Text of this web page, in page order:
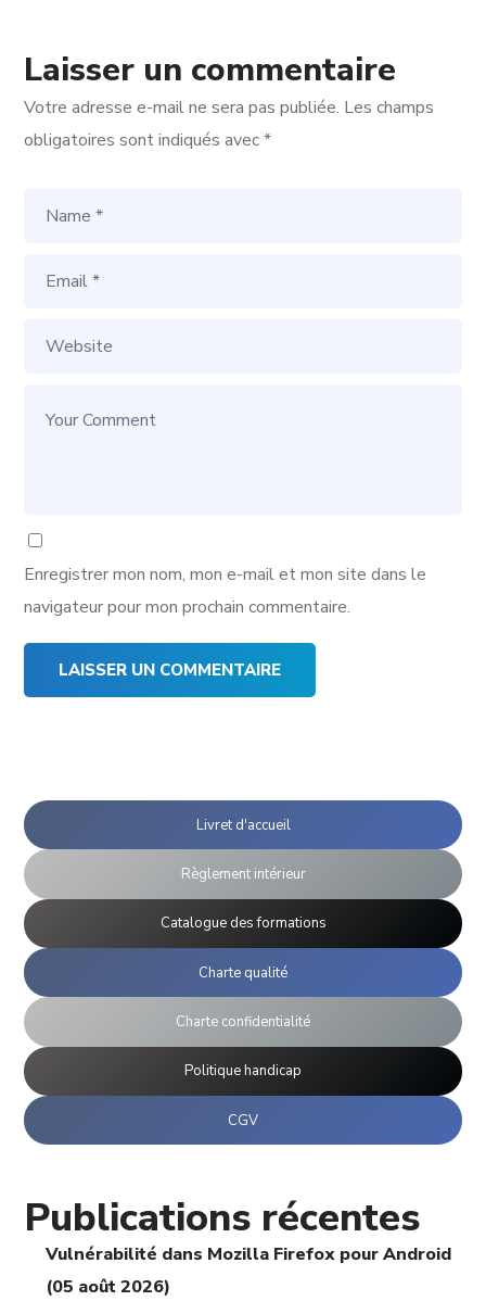
Laisser un commentaire
Votre adresse e-mail ne sera pas publiée. Les champs
obligatoires sont indiqués avec*
Enregistrer mon nom, mon e-mail et mon site dans le
navigateur pour mon prochain commentaire.
Livret d'accueil
Règlement intérieur
Catalogue des formations
Charte qualité
Charte confidentialité
Politique handicap
CGV
Publications récentes
Vulnérabilité dans Mozilla Firefox pour Android
(05 août 2026)